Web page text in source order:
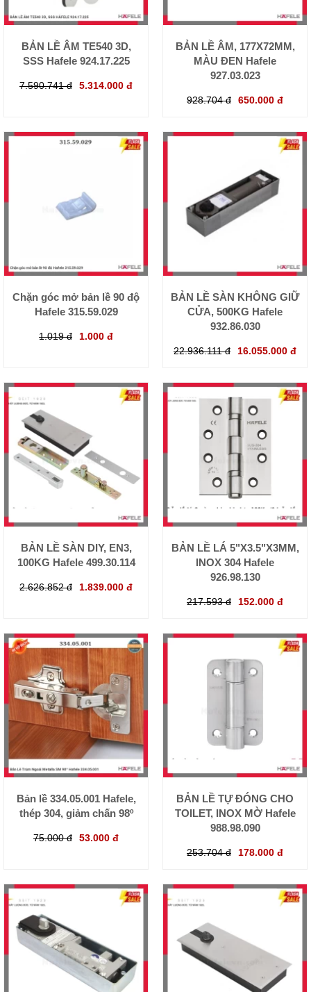
BẢN LỀ ÂM TE540 3D,
SSS Hafele 924.17.225
7.590.741 đ 5.314.000 đ
BẢN LỀ ÂM, 177X72MM,
MÀU ĐEN Hafele
927.03.023
928.704 đ 650.000 đ
Chặn góc mở bản lề 90 độ
Hafele 315.59.029
1.019 đ 1.000 đ
BẢN LỀ SÀN KHÔNG GIỮ
CỬA, 500KG Hafele
932.86.030
22.936.111 đ 16.055.000 đ
BẢN LỀ SÀN DIY, EN3,
100KG Hafele 499.30.114
2.626.852 đ 1.839.000 đ
BẢN LỀ LÁ 5"X3.5"X3MM,
INOX 304 Hafele
926.98.130
217.593 đ 152.000 đ
Bản lề 334.05.001 Hafele,
thép 304, giảm chấn 98º
75.000 đ 53.000 đ
BẢN LỀ TỰ ĐÓNG CHO
TOILET, INOX MỜ Hafele
988.98.090
253.704 đ 178.000 đ